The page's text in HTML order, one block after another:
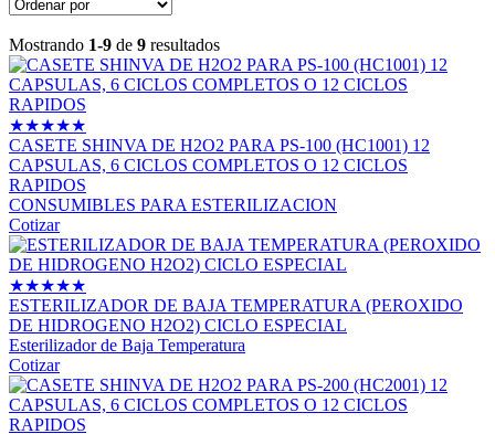
Mostrando 1-9 de 9 resultados
★★★★★
CASETE SHINVA DE H2O2 PARA PS-100 (HC1001) 12
CAPSULAS, 6 CICLOS COMPLETOS O 12 CICLOS
RAPIDOS
CONSUMIBLES PARA ESTERILIZACION
Cotizar
★★★★★
ESTERILIZADOR DE BAJA TEMPERATURA (PEROXIDO
DE HIDROGENO H2O2) CICLO ESPECIAL
Esterilizador de Baja Temperatura
Cotizar